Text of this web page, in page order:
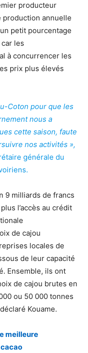
producteur
production annuelle
petit pourcentage
les
à concurrencer les
prix plus élevés
Coton pour que les
nous a
cette saison, faute
nos activités »,
générale du
9 milliards de francs
l’accès au crédit
de cajou
locales de
de leur capacité
Ensemble, ils ont
de cajou brutes en
ou 50 000 tonnes
Kouame.
meilleure